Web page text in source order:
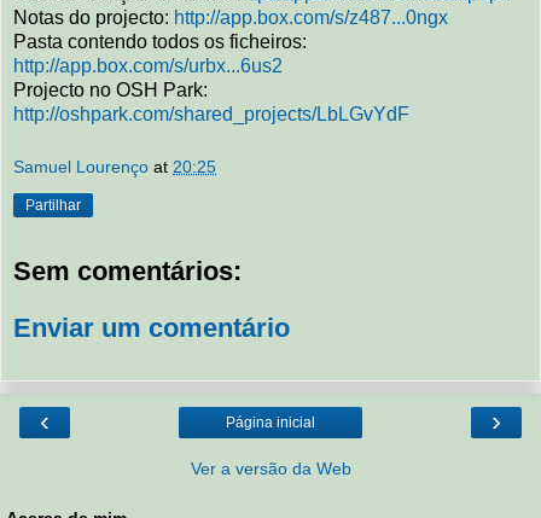
Notas do projecto: http://app.box.com/s/z487...0ngx
Pasta contendo todos os ficheiros:
http://app.box.com/s/urbx...6us2
Projecto no OSH Park:
http://oshpark.com/shared_projects/LbLGvYdF
Samuel Lourenço at 20:25
Partilhar
Sem comentários:
Enviar um comentário
‹ ›
Página inicial
Ver a versão da Web